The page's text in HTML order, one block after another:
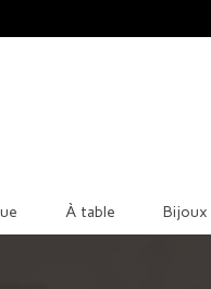
À table Bijoux